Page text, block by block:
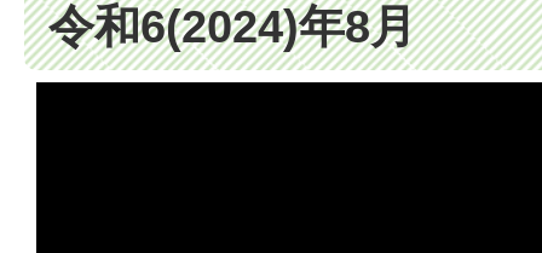
令和6(2024)年8月